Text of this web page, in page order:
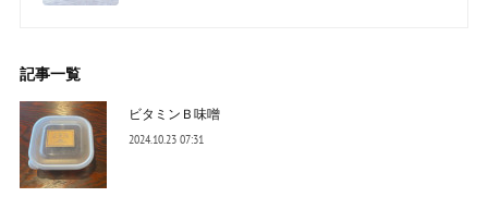
記事一覧
ビタミンＢ味噌
2024.10.23 07:31